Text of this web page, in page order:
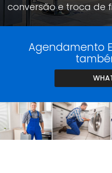
conversão e troca de
Agendamento